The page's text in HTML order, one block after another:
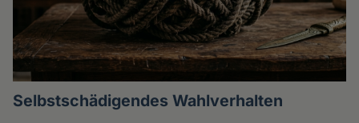
Selbstschädigendes Wahlverhalten